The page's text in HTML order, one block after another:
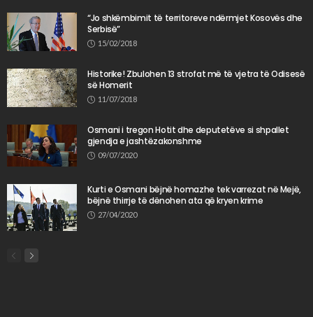
“Jo shkëmbimit të territoreve ndërmjet Kosovës dhe
Serbisë”
15/02/2018
Historike! Zbulohen 13 strofat më të vjetra të Odisesë
së Homerit
11/07/2018
Osmani i tregon Hotit dhe deputetëve si shpallet
gjendja e jashtëzakonshme
09/07/2020
Kurti e Osmani bëjnë homazhe tek varrezat në Mejë,
bëjnë thirrje të dënohen ata që kryen krime
27/04/2020